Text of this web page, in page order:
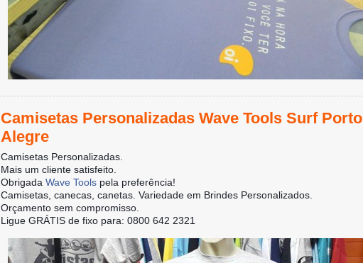
Camisetas Personalizadas Wave Tools Surf Porto
Alegre
Camisetas Personalizadas.
Mais um cliente satisfeito.
Obrigada Wave Tools pela preferência!
Camisetas, canecas, canetas. Variedade em Brindes Personalizados.
Orçamento sem compromisso.
Ligue GRÁTIS de fixo para: 0800 642 2321